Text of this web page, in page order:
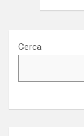
degli
Cerca